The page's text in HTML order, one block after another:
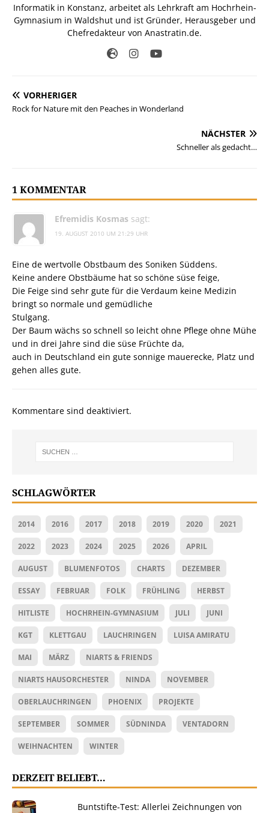
Informatik in Konstanz, arbeitet als Lehrkraft am Hochrhein-
Gymnasium in Waldshut und ist Gründer, Herausgeber und
Chefredakteur von Anastratin.de.
VORHERIGER
Rock for Nature mit den Peaches in Wonderland
NÄCHSTER
Schneller als gedacht…
1 KOMMENTAR
Efremidis Kosmas sagt:
19. AUGUST 2010 UM 21:29 UHR
Eine de wertvolle Obstbaum des Soniken Süddens.
Keine andere Obstbäume hat so schöne süse feige,
Die Feige sind sehr gute für die Verdaum keine Medizin
bringt so normale und gemüdliche
Stulgang.
Der Baum wächs so schnell so leicht ohne Pflege ohne Mühe
und in drei Jahre sind die süse Früchte da,
auch in Deutschland ein gute sonnige mauerecke, Platz und
gehen alles gute.
Kommentare sind deaktiviert.
SCHLAGWÖRTER
2014 2016 2017 2018 2019 2020 2021
2022 2023 2024 2025 2026 APRIL
AUGUST BLUMENFOTOS CHARTS DEZEMBER
ESSAY FEBRUAR FOLK FRÜHLING HERBST
HITLISTE HOCHRHEIN-GYMNASIUM JULI JUNI
KGT KLETTGAU LAUCHRINGEN LUISA AMIRATU
MAI MÄRZ NIARTS & FRIENDS
NIARTS HAUSORCHESTER NINDA NOVEMBER
OBERLAUCHRINGEN PHOENIX PROJEKTE
SEPTEMBER SOMMER SÜDNINDA VENTADORN
WEIHNACHTEN WINTER
DERZEIT BELIEBT…
Buntstifte-Test: Allerlei Zeichnungen von